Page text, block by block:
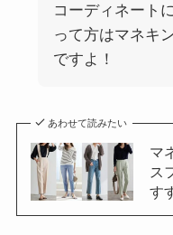
コーディネート
って方はマネキ
ですよ！
あわせて読みたい
マ
ス
す